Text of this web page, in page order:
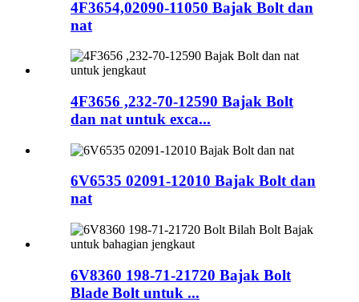
4F3654,02090-11050 Bajak Bolt dan
nat
4F3656 ,232-70-12590 Bajak Bolt
dan nat untuk exca...
6V6535 02091-12010 Bajak Bolt dan
nat
6V8360 198-71-21720 Bajak Bolt
Blade Bolt untuk ...